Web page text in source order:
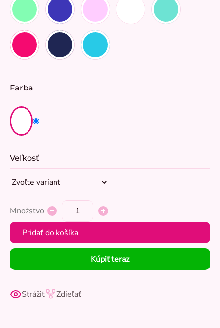
Farba
Veľkosť
Množstvo
Pridať do košíka
Kúpiť teraz
Strážiť Zdieľať